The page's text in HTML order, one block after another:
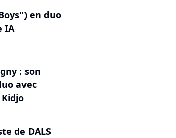
en duo
IA
: son
avec
de DALS